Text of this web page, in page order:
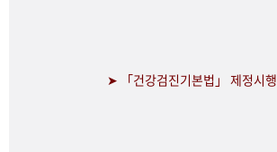
➤ 「건강검진기본법」 제정시행